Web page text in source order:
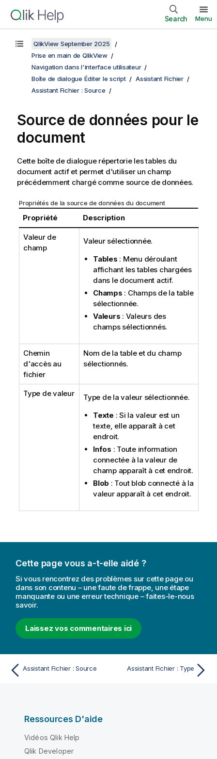
Search Menu
QlikView September 2025
Prise en main de QlikView
Navigation dans l'interface utilisateur
Boîte de dialogue Éditer le script
Assistant Fichier
Assistant Fichier : Source
Source de données pour le
document
Cette boîte de dialogue répertorie les tables du
document actif et permet d'utiliser un champ
précédemment chargé comme source de données.
Propriétés de la source de données du document
Propriété Description
Valeur de
champ
Valeur sélectionnée.
Tables : Menu déroulant
affichant les tables chargées
dans le document actif.
Champs : Champs de la table
sélectionnée.
Valeurs : Valeurs des
champs sélectionnés.
Chemin
d'accès au
fichier
Nom de la table et du champ
sélectionnés.
Type de valeur
Type de la valeur sélectionnée.
Texte : Si la valeur est un
texte, elle apparaît à cet
endroit.
Infos : Toute information
connectée à la valeur de
champ apparaît à cet endroit.
Blob : Tout blob connecté à la
valeur apparaît à cet endroit.
Cette page vous a-t-elle aidé ?
Si vous rencontrez des problèmes sur cette page ou
dans son contenu – une faute de frappe, une étape
manquante ou une erreur technique – faites-le-nous
savoir.
Laissez vos commentaires ici
Assistant Fichier : Source Assistant Fichier : Type
Ressources D'aide
Vidéos Qlik Help
Qlik Developer